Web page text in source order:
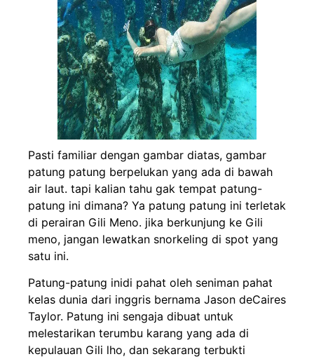
Pasti familiar dengan gambar diatas, gambar
patung patung berpelukan yang ada di bawah
air laut. tapi kalian tahu gak tempat patung-
patung ini dimana? Ya patung patung ini terletak
di perairan Gili Meno. jika berkunjung ke Gili
meno, jangan lewatkan snorkeling di spot yang
satu ini.
Patung-patung inidi pahat oleh seniman pahat
kelas dunia dari inggris bernama Jason deCaires
Taylor. Patung ini sengaja dibuat untuk
melestarikan terumbu karang yang ada di
kepulauan Gili lho, dan sekarang terbukti